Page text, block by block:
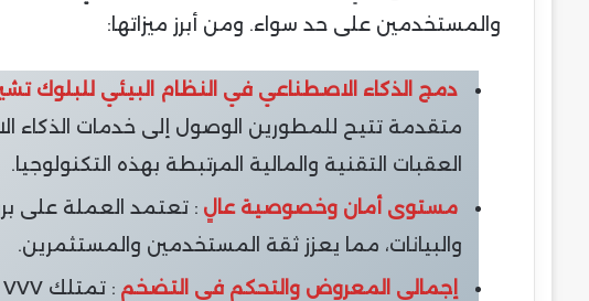
والمستخدمين على حد سواء. ومن أبرز ميزاتها:
دمج الذكاء الاصطناعي في النظام البيئي للبلوك
متقدمة تتيح للمطورين الوصول إلى خدمات
العقبات التقنية والمالية المرتبطة بهذه التكنولوجيا.
مستوى أمان وخصوصية عالٍ : تعتمد العملة على
والبيانات، مما يعزز ثقة المستخدمين والمستثمرين.
إجمالي المعروض والتحكم في التضخم : تمتلك VVV إجمالي عرض يبلغ